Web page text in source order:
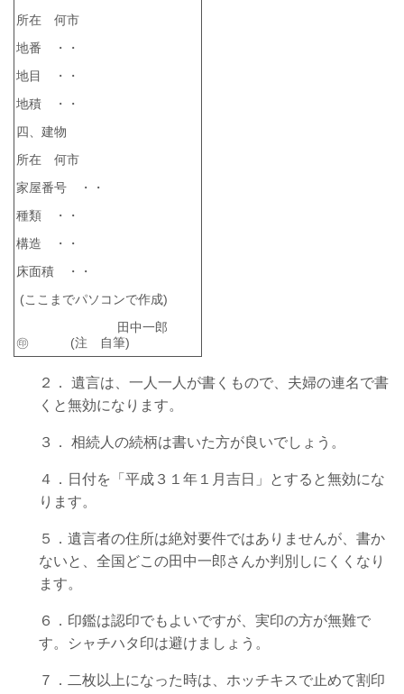
所在 何市
地番 ・・
地目 ・・
地積 ・・
四、建物
所在 何市
家屋番号 ・・
種類 ・・
構造 ・・
床面積 ・・
(ここまでパソコンで作成)
田中一郎
㊞ (注 自筆)
２．
遺言は、一人一人が書くもので、夫婦の連名で書
くと無効になります。
３． 相続人の続柄は書いた方が良いでしょう。
４．日付を「平成３１年１月吉日」とすると無効にな
ります。
５．遺言者の住所は絶対要件ではありませんが、書か
ないと、全国どこの田中一郎さんか判別しにくくなり
ます。
６．印鑑は認印でもよいですが、実印の方が無難で
す。シャチハタ印は避けましょう。
７．二枚以上になった時は、ホッチキスで止めて割印